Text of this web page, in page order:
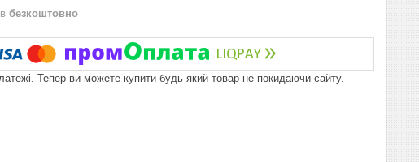
безкоштовно
Тепер ви можете купити будь-який товар не покидаючи сайту.